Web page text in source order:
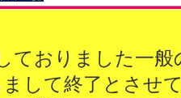
ておりました一
して終了とさせ